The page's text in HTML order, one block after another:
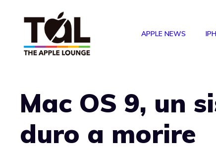
APPLE NEWS
Mac OS 9, un
duro a morire